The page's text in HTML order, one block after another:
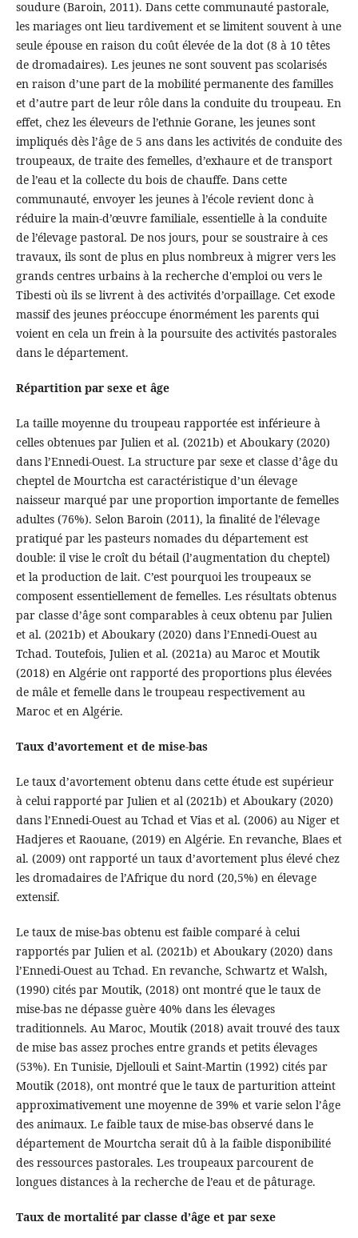
soudure (Baroin, 2011). Dans cette communauté pastorale,
les mariages ont lieu tardivement et se limitent souvent à une
seule épouse en raison du coût élevée de la dot (8 à 10 têtes
de dromadaires). Les jeunes ne sont souvent pas scolarisés
en raison d’une part de la mobilité permanente des familles
et d’autre part de leur rôle dans la conduite du troupeau. En
effet, chez les éleveurs de l’ethnie Gorane, les jeunes sont
impliqués dès l’âge de 5 ans dans les activités de conduite des
troupeaux, de traite des femelles, d’exhaure et de transport
de l’eau et la collecte du bois de chauffe. Dans cette
communauté, envoyer les jeunes à l’école revient donc à
réduire la main-d’œuvre familiale, essentielle à la conduite
de l’élevage pastoral. De nos jours, pour se soustraire à ces
travaux, ils sont de plus en plus nombreux à migrer vers les
grands centres urbains à la recherche d'emploi ou vers le
Tibesti où ils se livrent à des activités d’orpaillage. Cet exode
massif des jeunes préoccupe énormément les parents qui
voient en cela un frein à la poursuite des activités pastorales
dans le département.
Répartition par sexe et âge
La taille moyenne du troupeau rapportée est inférieure à
celles obtenues par Julien et al. (2021b) et Aboukary (2020)
dans l’Ennedi-Ouest. La structure par sexe et classe d’âge du
cheptel de Mourtcha est caractéristique d’un élevage
naisseur marqué par une proportion importante de femelles
adultes (76%). Selon Baroin (2011), la finalité de l’élevage
pratiqué par les pasteurs nomades du département est
double: il vise le croît du bétail (l’augmentation du cheptel)
et la production de lait. C’est pourquoi les troupeaux se
composent essentiellement de femelles. Les résultats obtenus
par classe d’âge sont comparables à ceux obtenu par Julien
et al. (2021b) et Aboukary (2020) dans l’Ennedi-Ouest au
Tchad. Toutefois, Julien et al. (2021a) au Maroc et Moutik
(2018) en Algérie ont rapporté des proportions plus élevées
de mâle et femelle dans le troupeau respectivement au
Maroc et en Algérie.
Taux d’avortement et de mise-bas
Le taux d’avortement obtenu dans cette étude est supérieur
à celui rapporté par Julien et al (2021b) et Aboukary (2020)
dans l’Ennedi-Ouest au Tchad et Vias et al. (2006) au Niger et
Hadjeres et Raouane, (2019) en Algérie. En revanche, Blaes et
al. (2009) ont rapporté un taux d’avortement plus élevé chez
les dromadaires de l’Afrique du nord (20,5%) en élevage
extensif.
Le taux de mise-bas obtenu est faible comparé à celui
rapportés par Julien et al. (2021b) et Aboukary (2020) dans
l’Ennedi-Ouest au Tchad. En revanche, Schwartz et Walsh,
(1990) cités par Moutik, (2018) ont montré que le taux de
mise-bas ne dépasse guère 40% dans les élevages
traditionnels. Au Maroc, Moutik (2018) avait trouvé des taux
de mise bas assez proches entre grands et petits élevages
(53%). En Tunisie, Djellouli et Saint-Martin (1992) cités par
Moutik (2018), ont montré que le taux de parturition atteint
approximativement une moyenne de 39% et varie selon l’âge
des animaux. Le faible taux de mise-bas observé dans le
département de Mourtcha serait dû à la faible disponibilité
des ressources pastorales. Les troupeaux parcourent de
longues distances à la recherche de l’eau et de pâturage.
Taux de mortalité par classe d’âge et par sexe